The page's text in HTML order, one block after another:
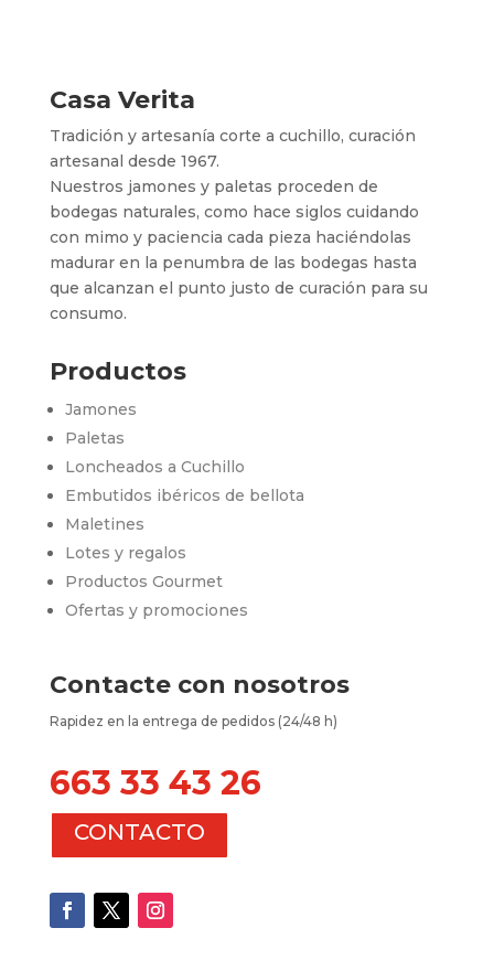
Casa Verita
Tradición y artesanía corte a cuchillo, curación
artesanal desde 1967.
Nuestros jamones y paletas proceden de
bodegas naturales, como hace siglos cuidando
con mimo y paciencia cada pieza haciéndolas
madurar en la penumbra de las bodegas hasta
que alcanzan el punto justo de curación para su
consumo.
Productos
Jamones
Paletas
Loncheados a Cuchillo
Embutidos ibéricos de bellota
Maletines
Lotes y regalos
Productos Gourmet
Ofertas y promociones
Contacte con nosotros
Rapidez en la entrega de pedidos (24/48 h)
663 33 43 26
CONTACTO